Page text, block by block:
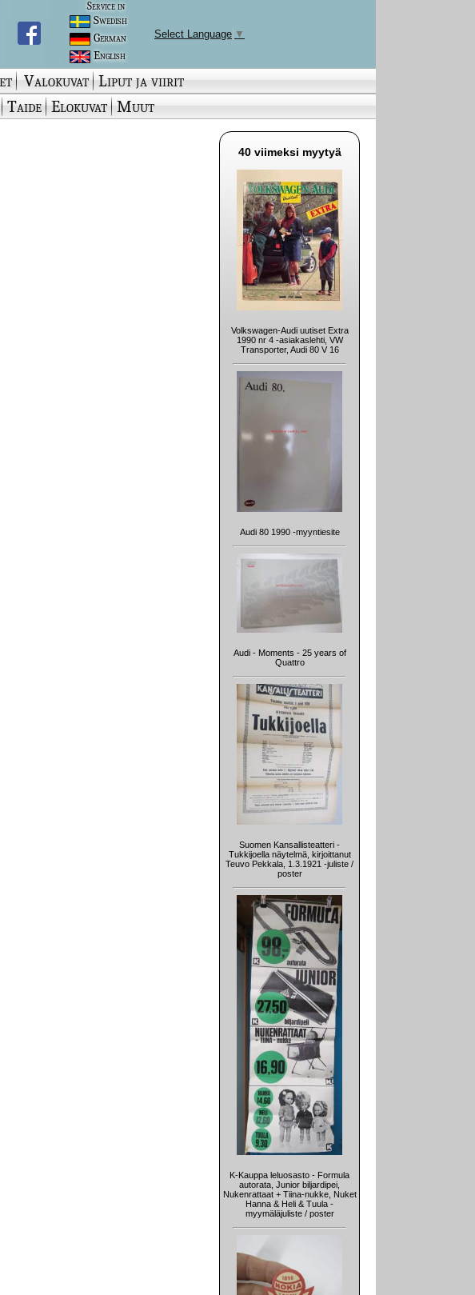
Service in
Swedish
German
English
Select Language ▼
Valokuvat Liput ja viirit
Taide Elokuvat Muut
40 viimeksi myytyä
Volkswagen-Audi uutiset Extra
1990 nr 4 -asiakaslehti, VW
Transporter, Audi 80 V 16
Audi 80 1990 -myyntiesite
Audi - Moments - 25 years of
Quattro
Suomen Kansallisteatteri -
Tukkijoella näytelmä, kirjoittanut
Teuvo Pekkala, 1.3.1921 -juliste /
poster
K-Kauppa leluosasto - Formula
autorata, Junior biljardipei,
Nukenrattaat + Tiina-nukke, Nuket
Hanna & Heli & Tuula -
myymäläjuliste / poster